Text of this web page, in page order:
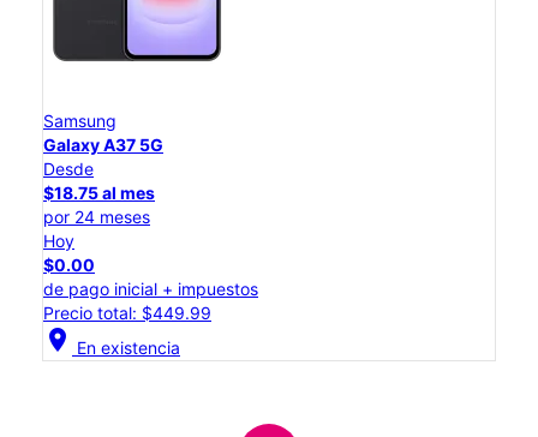
Samsung
Galaxy A37 5G
Desde
$18.75 al mes
por 24 meses
Hoy
$0.00
de pago inicial + impuestos
Precio total: $449.99
location_on En existencia